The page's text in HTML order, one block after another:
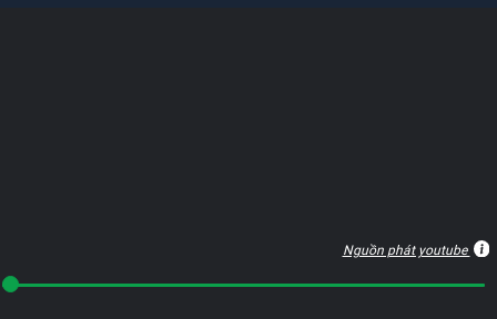
Nguồn phát youtube